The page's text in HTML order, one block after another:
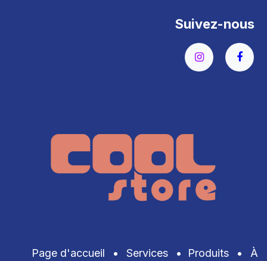
Suivez-nous
Page d'accueil • Services • Produits • À